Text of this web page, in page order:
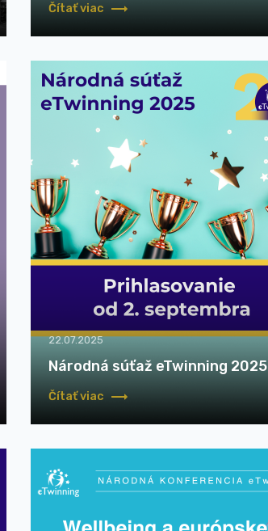
Čítať viac
22.07.2025
Národná súťaž eTwinning 2025
Čítať viac